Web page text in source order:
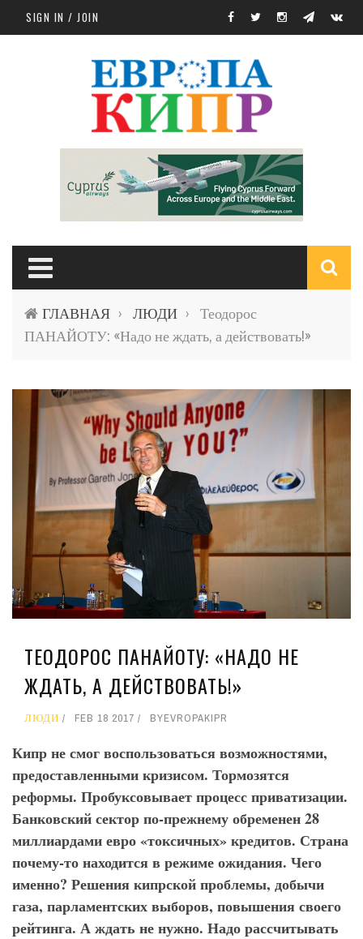
Skip to main content
SIGN IN / JOIN
ГЛАВНАЯ › ЛЮДИ ›
Теодорос
ПАНАЙОТУ: «Надо не ждать, а действовать!»
ТЕОДОРОС ПАНАЙОТУ: «НАДО НЕ
ЖДАТЬ, А ДЕЙСТВОВАТЬ!»
ЛЮДИ FEB 18 2017 BYEVROPAKIPR
Кипр не смог воспользоваться возможностями,
предоставленными кризисом. Тормозятся
реформы. Пробуксовывает процесс приватизации.
Банковский сектор по-прежнему обременен 28
миллиардами евро «токсичных» кредитов. Страна
почему-то находится в режиме ожидания. Чего
именно? Решения кипрской проблемы, добычи
газа, парламентских выборов, повышения своего
рейтинга. А ждать не нужно. Надо рассчитывать